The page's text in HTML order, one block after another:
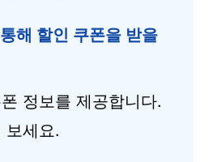
해 할인 쿠폰을 받을
정보를 제공합니다.
보세요.